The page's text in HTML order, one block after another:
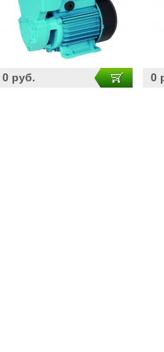
0 руб. 0